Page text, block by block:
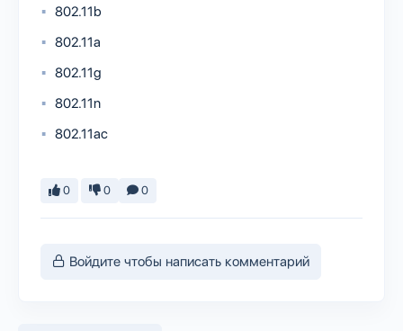
802.11b
802.11a
802.11g
802.11n
802.11ac
0 0 0
Войдите чтобы написать комментарий